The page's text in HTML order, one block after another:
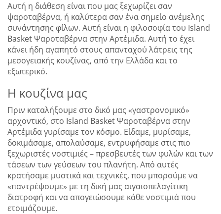
Αυτή η διάθεση είναι που μας ξεχωρίζει σαν
ψαροταβέρνα, ή καλύτερα σαν ένα σημείο ανέμελης
συνάντησης φίλων. Αυτή είναι η φιλοσοφία του Island
Basket Ψαροταβέρνα στην Αρτέμιδα. Αυτή το έχει
κάνει ήδη αγαπητό στους απανταχού λάτρεις της
μεσογειακής κουζίνας, από την Ελλάδα και το
εξωτερικό.
Η κουζίνα μας
Πριν καταλήξουμε στο δικό μας «γαστρονομικό»
αρχοντικό, στο Island Basket Ψαροταβέρνα στην
Αρτέμιδα γυρίσαμε τον κόσμο. Είδαμε, μυρίσαμε,
δοκιμάσαμε, απολαύσαμε, εντρυφήσαμε στις πιο
ξεχωριστές νοστιμιές – πρεσβευτές των φυλών και των
τάσεων των γεύσεων του πλανήτη. Από αυτές
κρατήσαμε μυστικά και τεχνικές, που μπορούμε να
«παντρέψουμε» με τη δική μας αιγαιοπελαγίτικη
διατροφή και να απογειώσουμε κάθε νοστιμιά που
ετοιμάζουμε.